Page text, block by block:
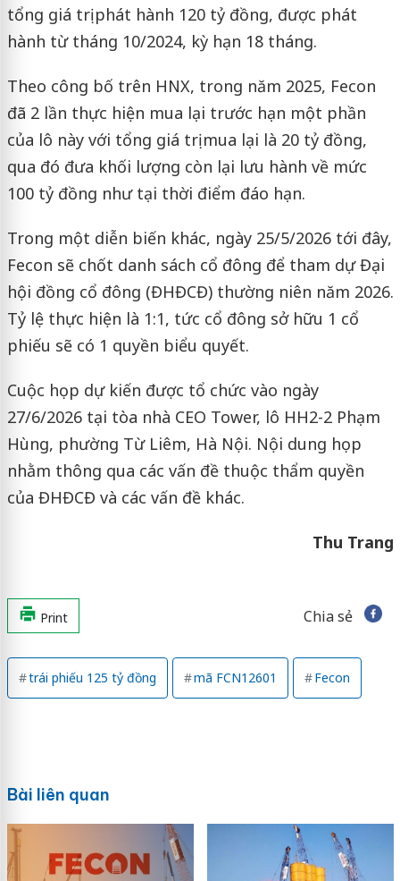
tổng giá trị phát hành 120 tỷ đồng, được phát
hành từ tháng 10/2024, kỳ hạn 18 tháng.
Theo công bố trên HNX, trong năm 2025, Fecon
đã 2 lần thực hiện mua lại trước hạn một phần
của lô này với tổng giá trị mua lại là 20 tỷ đồng,
qua đó đưa khối lượng còn lại lưu hành về mức
100 tỷ đồng như tại thời điểm đáo hạn.
Trong một diễn biến khác, ngày 25/5/2026 tới đây,
Fecon sẽ chốt danh sách cổ đông để tham dự Đại
hội đồng cổ đông (ĐHĐCĐ) thường niên năm 2026.
Tỷ lệ thực hiện là 1:1, tức cổ đông sở hữu 1 cổ
phiếu sẽ có 1 quyền biểu quyết.
Cuộc họp dự kiến được tổ chức vào ngày
27/6/2026 tại tòa nhà CEO Tower, lô HH2-2 Phạm
Hùng, phường Từ Liêm, Hà Nội. Nội dung họp
nhằm thông qua các vấn đề thuộc thẩm quyền
của ĐHĐCĐ và các vấn đề khác.
Thu Trang
Print Chia sẻ
trái phiếu 125 tỷ đồng mã FCN12601 Fecon
Bài liên quan